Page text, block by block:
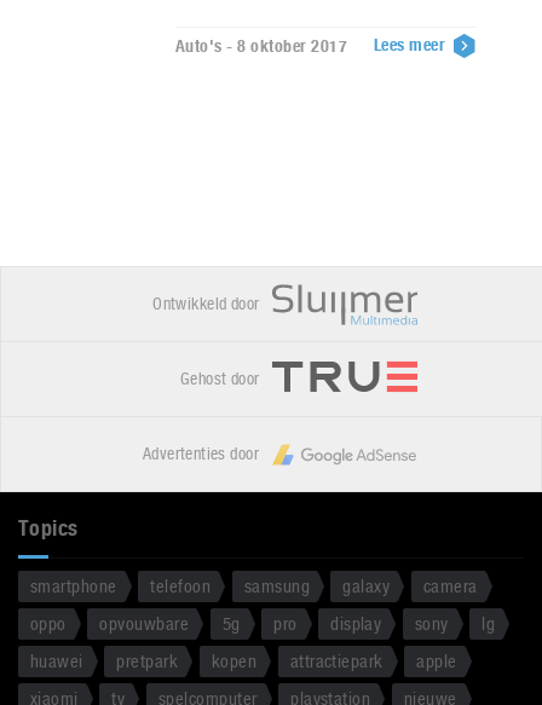
Auto's - 8 oktober 2017 Lees meer
Ontwikkeld door
Gehost door
Advertenties door
Topics
smartphone telefoon samsung galaxy
camera
oppo
opvouwbare 5g pro display sony
lg
huawei
pretpark kopen attractiepark
apple
xiaomi
tv spelcomputer playstation
nieuwe